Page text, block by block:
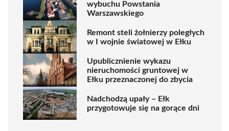
wybuchu Powstania
Warszawskiego
Remont steli żołnierzy poległych
w I wojnie światowej w Ełku
Upublicznienie wykazu
nieruchomości gruntowej w
Ełku przeznaczonej do zbycia
Nadchodzą upały – Ełk
przygotowuje się na gorące dni